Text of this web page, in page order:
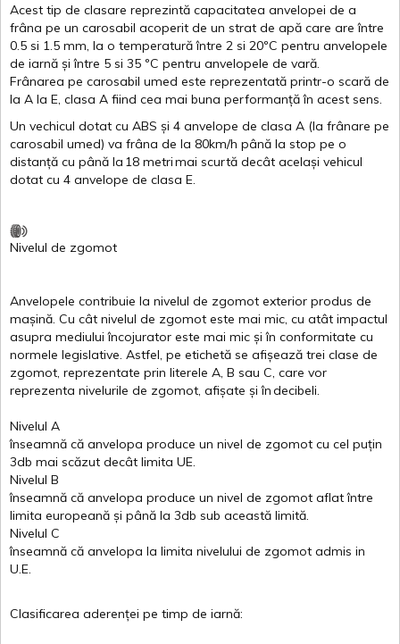
Acest tip de clasare reprezintă capacitatea anvelopei de a
frâna pe un carosabil acoperit de un strat de apă care areîntre
0.5 si 1.5 mm, la o temperatură între 2 si 20ºC pentru anvelopele
de iarnă și între 5 si 35 ºC pentru anvelopele de vară.
Frânarea pe carosabil umed este reprezentată printr-o scară de
la A la E, clasa A fiind cea mai buna performanță în acest sens.
Un vechicul dotat cu ABS și 4 anvelope de clasa A (la frânare pe
carosabil umed) va frâna de la 80km/h până la stop pe o
distanță cu până la 18 metrimai scurtă decât același vehicul
dotat cu 4 anvelope de clasa E.
Nivelul de zgomot
Anvelopele contribuie la nivelul de zgomot exterior produs de
mașină. Cu cât nivelul de zgomot este mai mic, cu atât impactul
asupra mediului încojurator este mai mic și în conformitate cu
normele legislative. Astfel, pe etichetă se afișează trei clase de
zgomot, reprezentate prin literele A, B sau C, care vor
reprezenta nivelurile de zgomot, afișate și îndecibeli.
Nivelul A
înseamnă că anvelopa produce un nivel de zgomot cu cel puțin
3db mai scăzut decât limita UE.
Nivelul B
înseamnă că anvelopa produce un nivel de zgomot aflat între
limita europeană și până la 3db sub această limită.
Nivelul C
înseamnă că anvelopa la limita nivelului de zgomot admis in
U.E.
Clasificarea aderenței pe timp de iarnă: